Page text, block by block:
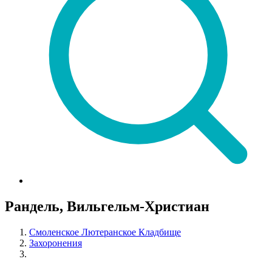
Рандель, Вильгельм-Христиан
Смоленское Лютеранское Кладбище
Захоронения